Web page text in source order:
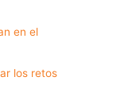
en el
los retos